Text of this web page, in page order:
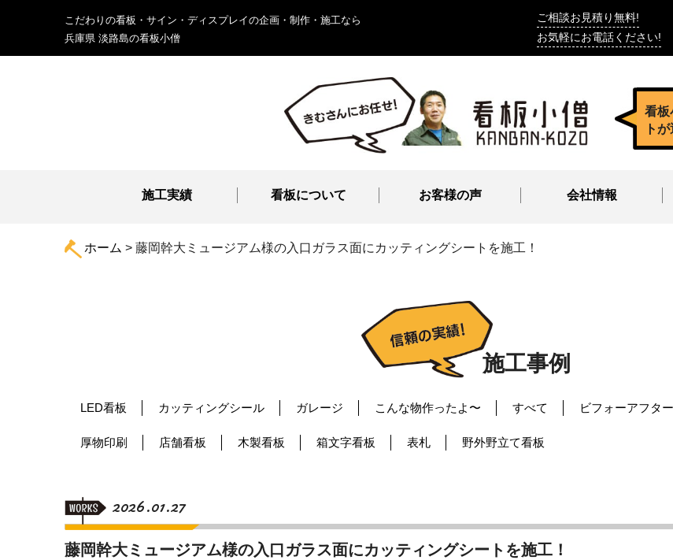
こだわりの看板・サイン・ディスプレイの企画・制作・施工なら
兵庫県 淡路島の看板小僧
ご相談お見積り無料!
お気軽にお電話ください!
看板
ト
施工実績 看板について お客様の声 会社情報
ホーム > 藤岡幹大ミュージアム様の入口ガラス面にカッティングシートを施工！
施工事例
LED看板 カッティングシール ガレージ こんな物作ったよ〜 すべて ビフォーアフター
厚物印刷 店舗看板 木製看板 箱文字看板 表札 野外野立て看板
2026.01.27
藤岡幹大ミュージアム様の入口ガラス面にカッティングシートを施工！